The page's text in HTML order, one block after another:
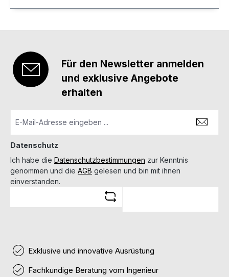
Für den Newsletter anmelden
und exklusive Angebote
erhalten
Datenschutz
Ich habe die Datenschutzbestimmungen zur Kenntnis
genommen und die AGB gelesen und bin mit ihnen
einverstanden.
Exklusive und innovative Ausrüstung
Fachkundige Beratung vom Ingenieur